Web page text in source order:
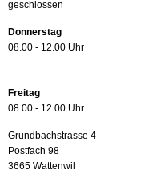
geschlossen
Donnerstag
08.00 - 12.00 Uhr
Freitag
08.00 - 12.00 Uhr
Grundbachstrasse 4
Postfach 98
3665 Wattenwil